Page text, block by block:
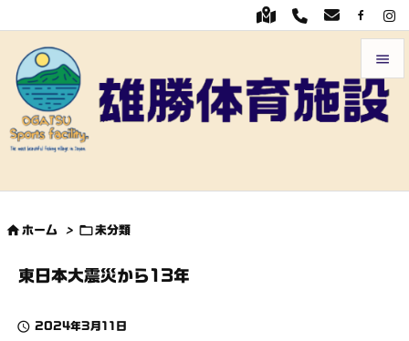


メニュ

ホーム > 未分類
東日本大震災から13年
 2024年3月11日